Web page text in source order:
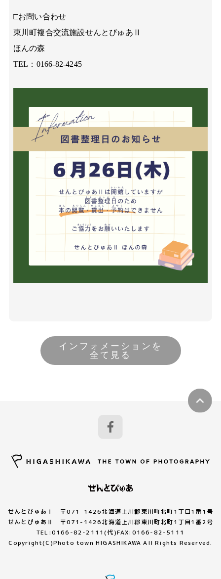
□お問い合わせ
東川町複合交流施設せんとぴゅあⅡ
ほんの森
TEL：0166-82-4245
インフォメーションを
全て見る
せんとぴゅあⅠ 〒071-1426北海道上川郡東川町北町1丁目1番1号
せんとぴゅあⅡ 〒071-1426北海道上川郡東川町北町1丁目1番2号
TEL:0166-82-2111(代)FAX:0166-82-5111
Copyright(C)Photo town HIGASHIKAWA All Rights Reserved.